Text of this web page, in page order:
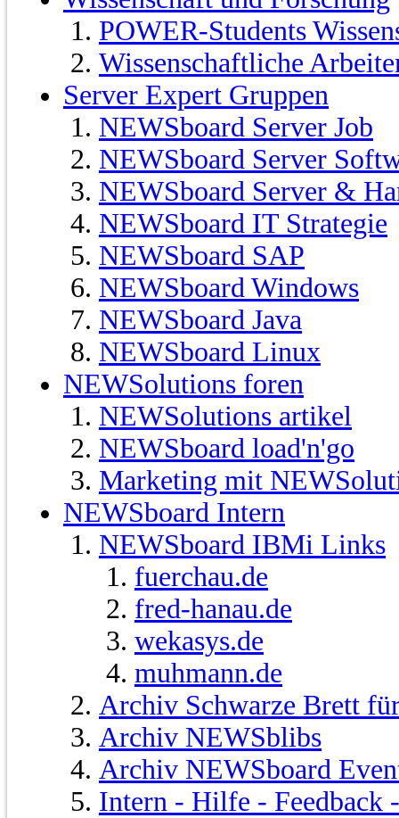
POWER-Students
Wissenschaftliche
Server Expert Gruppen
NEWSboard Server Job
NEWSboard Server
NEWSboard Server &
NEWSboard IT Strategie
NEWSboard SAP
NEWSboard Windows
NEWSboard Java
NEWSboard Linux
NEWSolutions foren
NEWSolutions artikel
NEWSboard load'n'go
Marketing mit
NEWSboard Intern
NEWSboard IBMi Links
fuerchau.de
fred-hanau.de
wekasys.de
muhmann.de
Archiv Schwarze Brett
Archiv NEWSblibs
Archiv NEWSboard
Intern - Hilfe - Feedback